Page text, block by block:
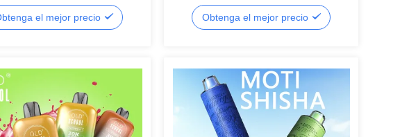
de 650 mAh 50 mg de
el mejor precio
sabores
Obtenga el mejor precio